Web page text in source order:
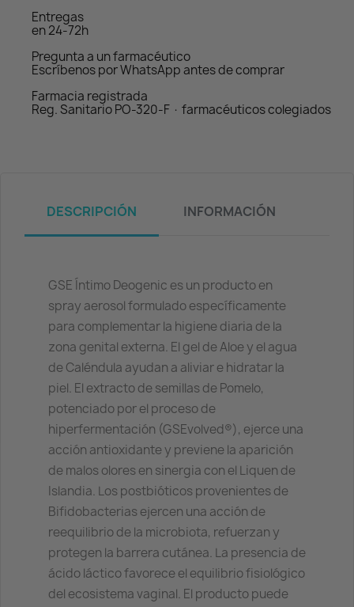
Entregas
en 24-72h
Pregunta a un farmacéutico
Escríbenos por WhatsApp antes de comprar
Farmacia registrada
Reg. Sanitario PO-320-F · farmacéuticos colegiados
DESCRIPCIÓN INFORMACIÓN
GSE Íntimo Deogenic es un producto en
spray aerosol formulado específicamente
para complementar la higiene diaria de la
zona genital externa. El gel de Aloe y el agua
de Caléndula ayudan a aliviar e hidratar la
piel. El extracto de semillas de Pomelo,
potenciado por el proceso de
hiperfermentación (GSEvolved®), ejerce una
acción antioxidante y previene la aparición
de malos olores en sinergia con el Liquen de
Islandia. Los postbióticos provenientes de
Bifidobacterias ejercen una acción de
reequilibrio de la microbiota, refuerzan y
protegen la barrera cutánea. La presencia de
ácido láctico favorece el equilibrio fisiológico
del ecosistema vaginal. El producto puede